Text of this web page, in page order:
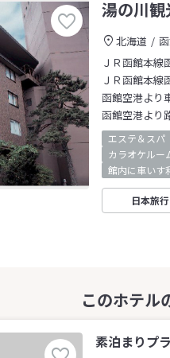
湯の川
北海道
ＪＲ函館本線
ＪＲ函館本線
函館空港より
函館空港より
エステ＆スパ
カラオケルー
館内に車いす
日本旅行
素泊まりプ